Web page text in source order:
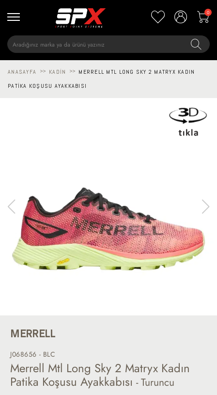
0
ANASAYFA >> KADIN >>
MERRELL MTL LONG SKY 2 MATRYX KADIN
PATIKA KOŞUSU AYAKKABISI
MERRELL
J068656 - BLC
Merrell Mtl Long Sky 2 Matryx Kadın
Patika Koşusu Ayakkabısı - Turuncu